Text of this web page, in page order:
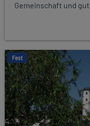
Gemeinschaft und
Fest